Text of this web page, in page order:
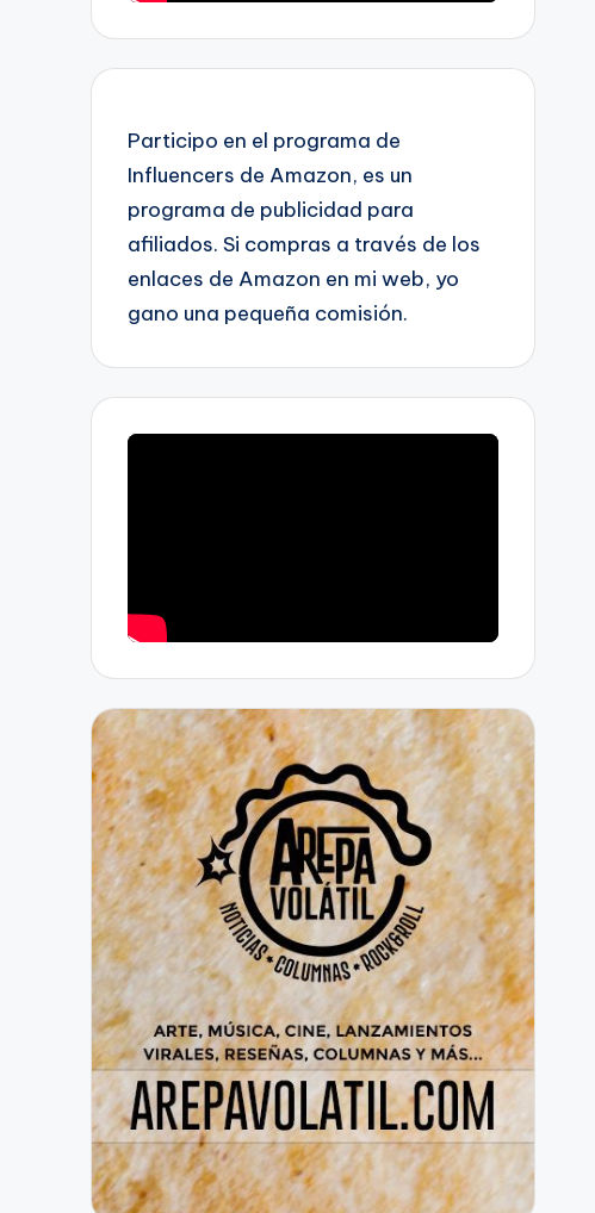
Participo en el programa de
Influencers de Amazon, es un
programa de publicidad para
afiliados. Si compras a través de los
enlaces de Amazon en mi web, yo
gano una pequeña comisión.